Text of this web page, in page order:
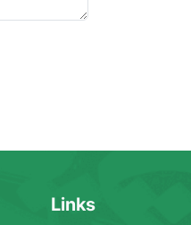
Links